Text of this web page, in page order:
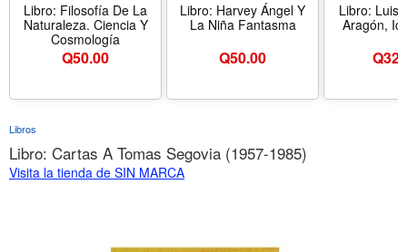
Libro: Filosofía De La
Naturaleza. Ciencia Y
Cosmología
Q50.00
Libro: Harvey Ángel Y
La Niña Fantasma
Q50.00
Libro: Luis
Aragón,
Q
Libros
Libro: Cartas A Tomas Segovia (1957-1985)
Visita la tienda de SIN MARCA